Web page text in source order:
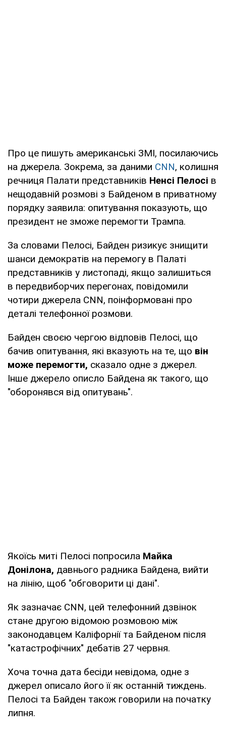
Про це пишуть американські ЗМІ, посилаючись
на джерела. Зокрема, за даними CNN, колишня
речниця Палати представників Ненсі Пелосі в
нещодавній розмові з Байденом в приватному
порядку заявила: опитування показують, що
президент не зможе перемогти Трампа.
За словами Пелосі, Байден ризикує знищити
шанси демократів на перемогу в Палаті
представників у листопаді, якщо залишиться
в передвиборчих перегонах, повідомили
чотири джерела CNN, поінформовані про
деталі телефонної розмови.
Байден своєю чергою відповів Пелосі, що
бачив опитування, які вказують на те, що він
може перемогти, сказало одне з джерел.
Інше джерело описло Байдена як такого, що
"оборонявся від опитувань".
Якоїсь миті Пелосі попросила Майка
Донілона, давнього радника Байдена, вийти
на лінію, щоб "обговорити ці дані".
Як зазначає CNN, цей телефонний дзвінок
стане другою відомою розмовою між
законодавцем Каліфорнії та Байденом після
"катастрофічних" дебатів 27 червня.
Хоча точна дата бесіди невідома, одне з
джерел описало його її як останній тиждень.
Пелосі та Байден також говорили на початку
липня.